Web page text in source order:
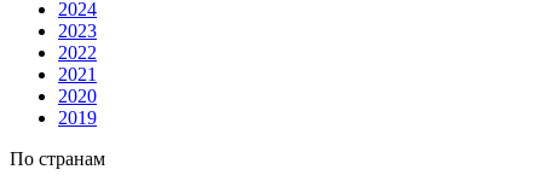
2024
2023
2022
2021
2020
2019
По странам